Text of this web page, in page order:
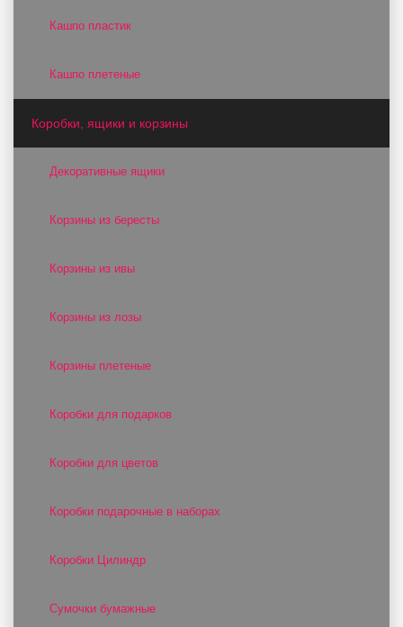
Кашпо пластик
Кашпо плетеные
Коробки, ящики и корзины
Декоративные ящики
Корзины из бересты
Корзины из ивы
Корзины из лозы
Корзины плетеные
Коробки для подарков
Коробки для цветов
Коробки подарочные в наборах
Коробки Цилиндр
Сумочки бумажные